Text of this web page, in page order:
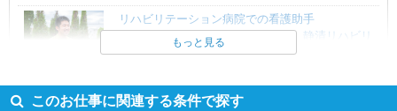
宅3万円＋夜勤4万3150円＋夜勤特別5000円） 33
歳主任 月収45万1400円 年収614万1300円 基本
給29万7000円＋業績給1万5000円＋退職前払金1万
4900円＋手当（役職5万円＋住宅2万円＋夜勤4万
リハビリテーション病院での看護助手
医療法人社団 アールアンドオー 静清リハビリ
テーション病院
正社員
月給26万300円〜44万6500円 ※経験・能力等によ
もっと見る
このお仕事に関連する条件で探す